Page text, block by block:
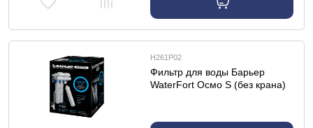
Н261Р02
Фильтр для воды Барьер
WaterFort Осмо S (без крана)